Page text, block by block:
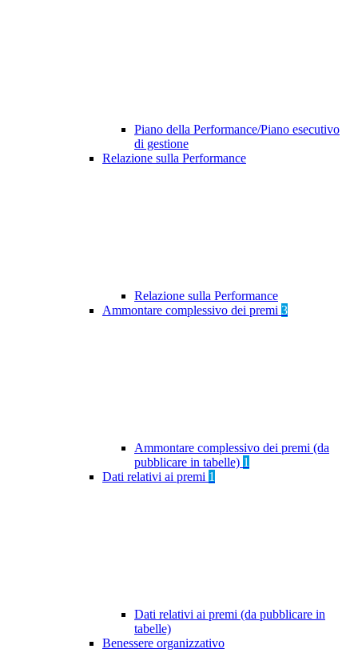
Piano della Performance/Piano esecutivo
di gestione
Relazione sulla Performance
Relazione sulla Performance
Ammontare complessivo dei premi 3
Ammontare complessivo dei premi (da
pubblicare in tabelle) 1
Dati relativi ai premi 1
Dati relativi ai premi (da pubblicare in
tabelle)
Benessere organizzativo